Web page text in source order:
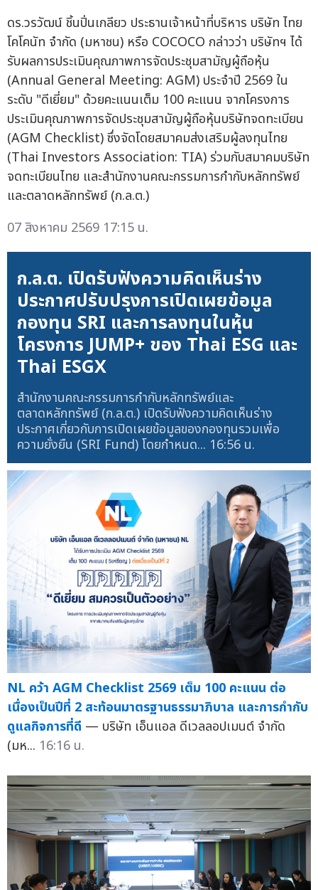
ดร.วรวัฒน์ ชิ้นปิ่นเกลียว ประธานเจ้าหน้าที่บริหาร บริษัท ไทย
โคโคนัท จำกัด (มหาชน) หรือ COCOCO กล่าวว่า บริษัทฯ ได้
รับผลการประเมินคุณภาพการจัดประชุมสามัญผู้ถือหุ้น
(Annual General Meeting: AGM) ประจำปี 2569 ใน
ระดับ "ดีเยี่ยม" ด้วยคะแนนเต็ม 100 คะแนน จากโครงการ
ประเมินคุณภาพการจัดประชุมสามัญผู้ถือหุ้นบริษัทจดทะเบียน
(AGM Checklist) ซึ่งจัดโดยสมาคมส่งเสริมผู้ลงทุนไทย
(Thai Investors Association: TIA) ร่วมกับสมาคมบริษัท
จดทะเบียนไทย และสำนักงานคณะกรรมการกำกับหลักทรัพย์
และตลาดหลักทรัพย์ (ก.ล.ต.)
07 สิงหาคม 2569 17:15 น.
ก.ล.ต. เปิดรับฟังความคิดเห็นร่าง
ประกาศปรับปรุงการเปิดเผยข้อมูล
กองทุน SRI และการลงทุนในหุ้น
โครงการ JUMP+ ของ Thai ESG และ
Thai ESGX
สำนักงานคณะกรรมการกำกับหลักทรัพย์และ
ตลาดหลักทรัพย์ (ก.ล.ต.) เปิดรับฟังความคิดเห็นร่าง
ประกาศเกี่ยวกับการเปิดเผยข้อมูลของกองทุนรวมเพื่อ
ความยั่งยืน (SRI Fund) โดยกำหนด... 16:56 น.
NL คว้า AGM Checklist 2569 เต็ม 100 คะแนน ต่อ
เนื่องเป็นปีที่ 2 สะท้อนมาตรฐานธรรมาภิบาล และการกำกับ
ดูแลกิจการที่ดี — บริษัท เอ็นแอล ดีเวลลอปเมนต์ จำกัด
(มห... 16:16 น.